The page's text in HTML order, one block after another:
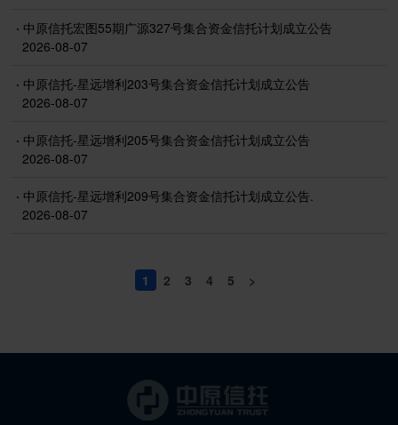
· 中原信托宏图55期广源327号集合资金信托计划成立公告
2026-08-07
· 中原信托-星远增利203号集合资金信托计划成立公告
2026-08-07
· 中原信托-星远增利205号集合资金信托计划成立公告
2026-08-07
· 中原信托-星远增利209号集合资金信托计划成立公告.
2026-08-07
1 2 3 4 5 >